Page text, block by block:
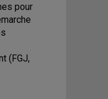
pour
(FGJ,